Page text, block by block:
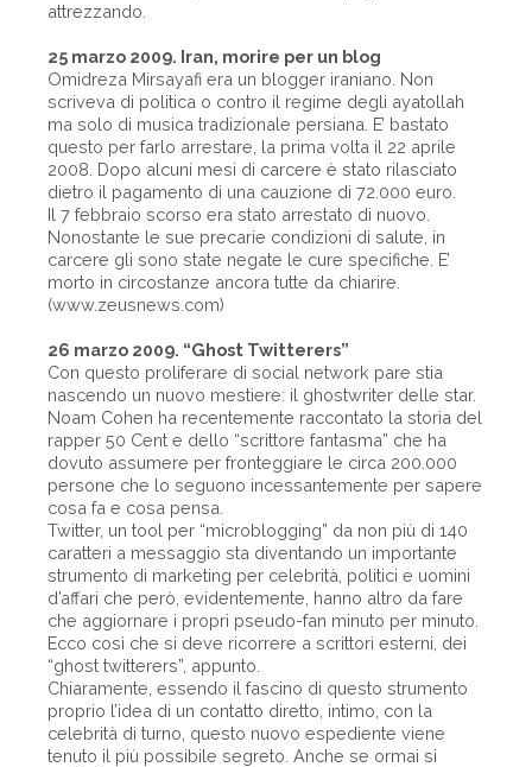
attrezzando.
25 marzo 2009. Iran, morire per un blog
Omidreza Mirsayafi era un blogger iraniano. Non
scriveva di politica o contro il regime degli ayatollah
ma solo di musica tradizionale persiana. E’ bastato
questo per farlo arrestare, la prima volta il 22 aprile
2008. Dopo alcuni mesi di carcere è stato rilasciato
dietro il pagamento di una cauzione di 72.000 euro.
Il 7 febbraio scorso era stato arrestato di nuovo.
Nonostante le sue precarie condizioni di salute, in
carcere gli sono state negate le cure specifiche. E’
morto in circostanze ancora tutte da chiarire.
(www.zeusnews.com)
26 marzo 2009. “Ghost Twitterers”
Con questo proliferare di social network pare stia
nascendo un nuovo mestiere: il ghostwriter delle star.
Noam Cohen ha recentemente raccontato la storia del
rapper 50 Cent e dello “scrittore fantasma” che ha
dovuto assumere per fronteggiare le circa 200.000
persone che lo seguono incessantemente per sapere
cosa fa e cosa pensa.
Twitter, un tool per “microblogging” da non più di 140
caratteri a messaggio sta diventando un importante
strumento di marketing per celebrità, politici e uomini
d’affari che però, evidentemente, hanno altro da fare
che aggiornare i propri pseudo-fan minuto per minuto.
Ecco così che si deve ricorrere a scrittori esterni, dei
“ghost twitterers”, appunto.
Chiaramente, essendo il fascino di questo strumento
proprio l’idea di un contatto diretto, intimo, con la
celebrità di turno, questo nuovo espediente viene
tenuto il più possibile segreto. Anche se ormai si